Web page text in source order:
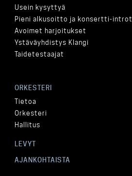
Usein kysyttyä
Pieni alkusoitto ja konsertti-introt
Avoimet harjoitukset
Ystäväyhdistys Klangi
Taidetestaajat
ORKESTERI
Tietoa
Orkesteri
Hallitus
LEVYT
AJANKOHTAISTA